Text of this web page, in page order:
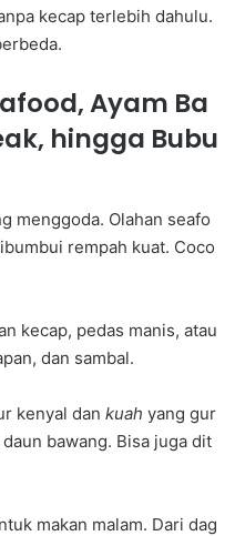
kecap terlebih dahulu.
Ayam Ba
hingga Bubu
menggoda. Olahan seafo
rempah kuat. Coco
kecap, pedas manis, atau
dan sambal.
kenyal dan kuah yang gur
bawang. Bisa juga dit
makan malam. Dari dag